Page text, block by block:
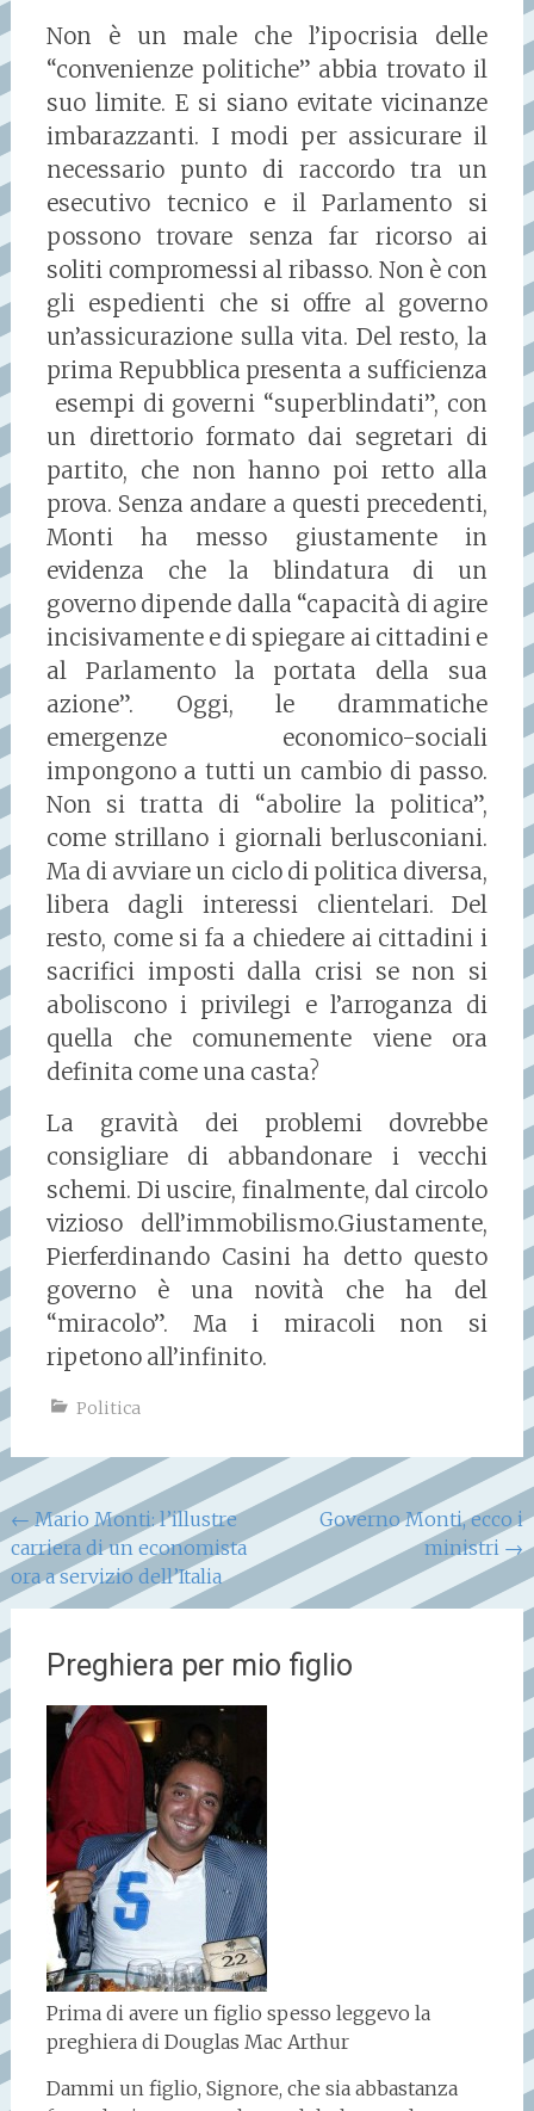
Non è un male che l’ipocrisia delle
“convenienze politiche” abbia trovato il
suo limite. E si siano evitate vicinanze
imbarazzanti. I modi per assicurare il
necessario punto di raccordo tra un
esecutivo tecnico e il Parlamento si
possono trovare senza far ricorso ai
soliti compromessi al ribasso. Non è con
gli espedienti che si offre al governo
un’assicurazione sulla vita. Del resto, la
prima Repubblica presenta a sufficienza
esempi di governi “superblindati”, con
un direttorio formato dai segretari di
partito, che non hanno poi retto alla
prova. Senza andare a questi precedenti,
Monti ha messo giustamente in
evidenza che la blindatura di un
governo dipende dalla “capacità di agire
incisivamente e di spiegare ai cittadini e
al Parlamento la portata della sua
azione”. Oggi, le drammatiche
emergenze economico-sociali
impongono a tutti un cambio di passo.
Non si tratta di “abolire la politica”,
come strillano i giornali berlusconiani.
Ma di avviare un ciclo di politica diversa,
libera dagli interessi clientelari. Del
resto, come si fa a chiedere ai cittadini i
sacrifici imposti dalla crisi se non si
aboliscono i privilegi e l’arroganza di
quella che comunemente viene ora
definita come una casta?
La gravità dei problemi dovrebbe
consigliare di abbandonare i vecchi
schemi. Di uscire, finalmente, dal circolo
vizioso dell’immobilismo.Giustamente,
Pierferdinando Casini ha detto questo
governo è una novità che ha del
“miracolo”. Ma i miracoli non si
ripetono all’infinito.
Politica
Navigazione
articoli
← Mario Monti: l’illustre
carriera di un economista
ora a servizio dell’Italia
Governo Monti, ecco i
ministri →
Preghiera per mio figlio
Prima di avere un figlio spesso leggevo la
preghiera di Douglas Mac Arthur
Dammi un figlio, Signore, che sia abbastanza